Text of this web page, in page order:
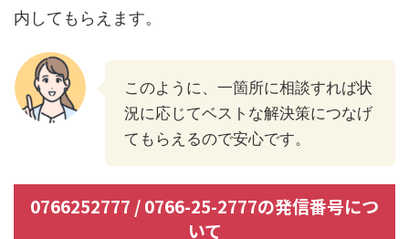
内してもらえます。
このように、一箇所に相談すれば状
況に応じてベストな解決策につなげ
てもらえるので安心です。
0766252777 / 0766-25-2777の発信番号につ
いて